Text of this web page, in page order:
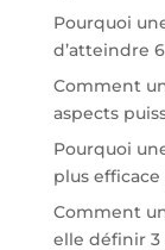
Pourquoi
d’atteindre
Comment
aspects
Pourquoi
plus
Comment
elle définir 3